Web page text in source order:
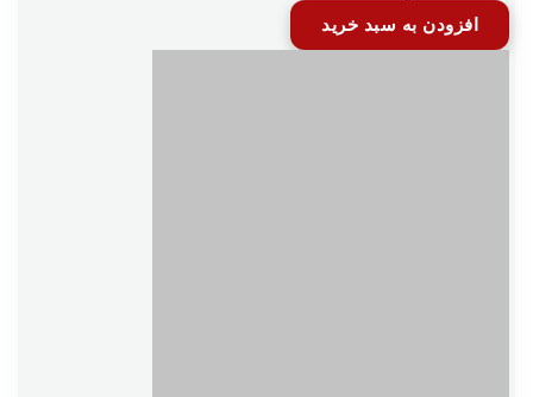
افزودن به سبد خرید